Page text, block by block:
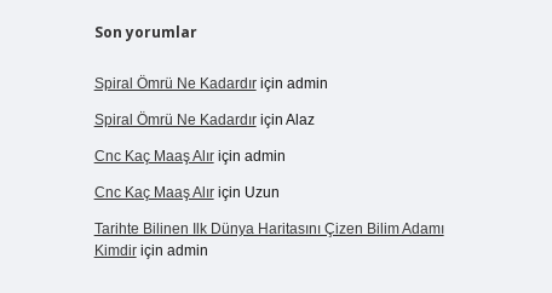
Son yorumlar
Spiral Ömrü Ne Kadardıriçin admin
Spiral Ömrü Ne Kadardıriçin Alaz
Cnc Kaç Maaş Alıriçin admin
Cnc Kaç Maaş Alıriçin Uzun
Tarihte Bilinen Ilk Dünya Haritasını Çizen Bilim Adamı
Kimdiriçin admin